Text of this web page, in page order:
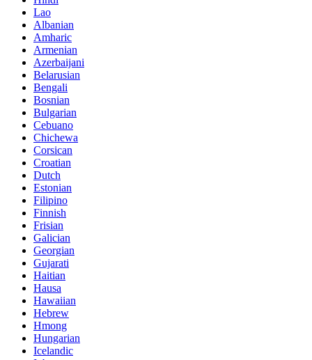
Lao
Albanian
Amharic
Armenian
Azerbaijani
Belarusian
Bengali
Bosnian
Bulgarian
Cebuano
Chichewa
Corsican
Croatian
Dutch
Estonian
Filipino
Finnish
Frisian
Galician
Georgian
Gujarati
Haitian
Hausa
Hawaiian
Hebrew
Hmong
Hungarian
Icelandic